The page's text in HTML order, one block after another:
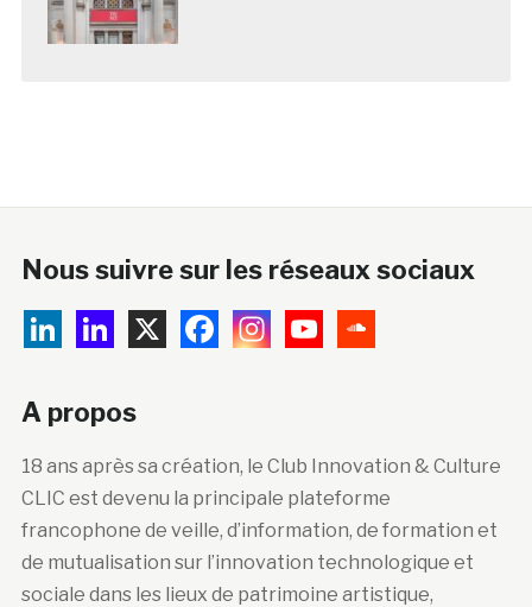
Nous suivre sur les réseaux sociaux
A propos
18 ans après sa création, le Club Innovation & Culture
CLIC est devenu la principale plateforme
francophone de veille, d’information, de formation et
de mutualisation sur l’innovation technologique et
sociale dans les lieux de patrimoine artistique,